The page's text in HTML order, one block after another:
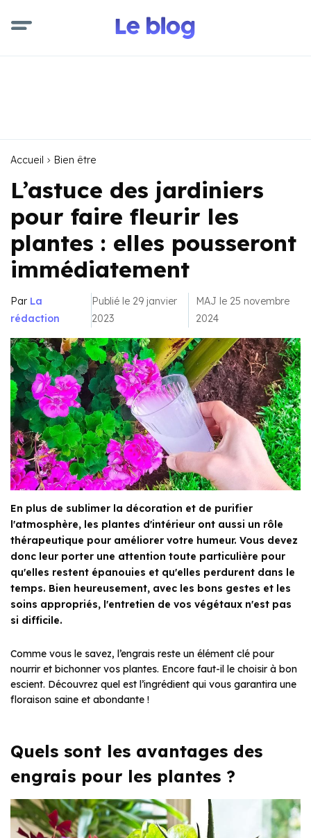
Accueil Bien être
L’astuce des jardiniers
pour faire fleurir les
plantes : elles pousseront
immédiatement
Par La
rédaction
Publié le 29 janvier
2023
MAJ le 25 novembre
2024
En plus de sublimer la décoration et de purifier
l'atmosphère, les plantes d'intérieur ont aussi un rôle
thérapeutique pour améliorer votre humeur. Vous devez
donc leur porter une attention toute particulière pour
qu'elles restent épanouies et qu'elles perdurent dans le
temps. Bien heureusement, avec les bons gestes et les
soins appropriés, l'entretien de vos végétaux n'est pas
si difficile.
Comme vous le savez, l’engrais reste un élément clé pour
nourrir et bichonner vos plantes. Encore faut-il le choisir à bon
escient. Découvrez quel est l’ingrédient qui vous garantira une
floraison saine et abondante !
Quels sont les avantages des
engrais pour les plantes ?